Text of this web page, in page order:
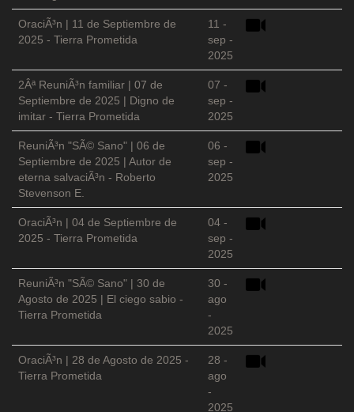
OraciÃ³n | 11 de Septiembre de
2025 - Tierra Prometida
11 -
sep -
2025
2Âª ReuniÃ³n familiar | 07 de
Septiembre de 2025 | Digno de
imitar - Tierra Prometida
07 -
sep -
2025
ReuniÃ³n "SÃ© Sano" | 06 de
Septiembre de 2025 | Autor de
eterna salvaciÃ³n - Roberto
Stevenson E.
06 -
sep -
2025
OraciÃ³n | 04 de Septiembre de
2025 - Tierra Prometida
04 -
sep -
2025
ReuniÃ³n "SÃ© Sano" | 30 de
Agosto de 2025 | El ciego sabio -
Tierra Prometida
30 -
ago
-
2025
OraciÃ³n | 28 de Agosto de 2025 -
Tierra Prometida
28 -
ago
-
2025